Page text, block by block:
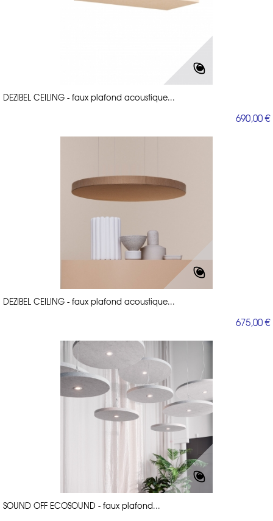
DEZIBEL CEILING - faux plafond acoustique...
690,00 €
DEZIBEL CEILING - faux plafond acoustique...
675,00 €
SOUND OFF ECOSOUND - faux plafond...